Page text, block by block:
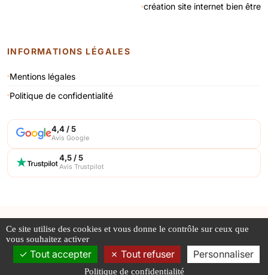
création site internet bien être
INFORMATIONS LÉGALES
Mentions légales
Politique de confidentialité
4,4 / 5
Avis Google
4,5 / 5
Avis Trustpilot
Les photos sont des propriétés intellectuelles, toute reproduction est
interdite.
Ce site utilise des cookies et vous donne le contrôle sur ceux que
vous souhaitez activer
Tout accepter Tout refuser Personnaliser
Politique de confidentialité